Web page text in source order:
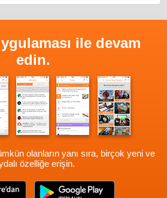
ile devam
edin.
olanların yanı sıra, birçok yeni ve
özelliğe erişin.